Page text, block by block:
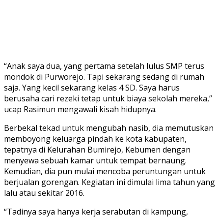
“Anak saya dua, yang pertama setelah lulus SMP terus
mondok di Purworejo. Tapi sekarang sedang di rumah
saja. Yang kecil sekarang kelas 4 SD. Saya harus
berusaha cari rezeki tetap untuk biaya sekolah mereka,”
ucap Rasimun mengawali kisah hidupnya.
Berbekal tekad untuk mengubah nasib, dia memutuskan
memboyong keluarga pindah ke kota kabupaten,
tepatnya di Kelurahan Bumirejo, Kebumen dengan
menyewa sebuah kamar untuk tempat bernaung.
Kemudian, dia pun mulai mencoba peruntungan untuk
berjualan gorengan. Kegiatan ini dimulai lima tahun yang
lalu atau sekitar 2016.
“Tadinya saya hanya kerja serabutan di kampung,